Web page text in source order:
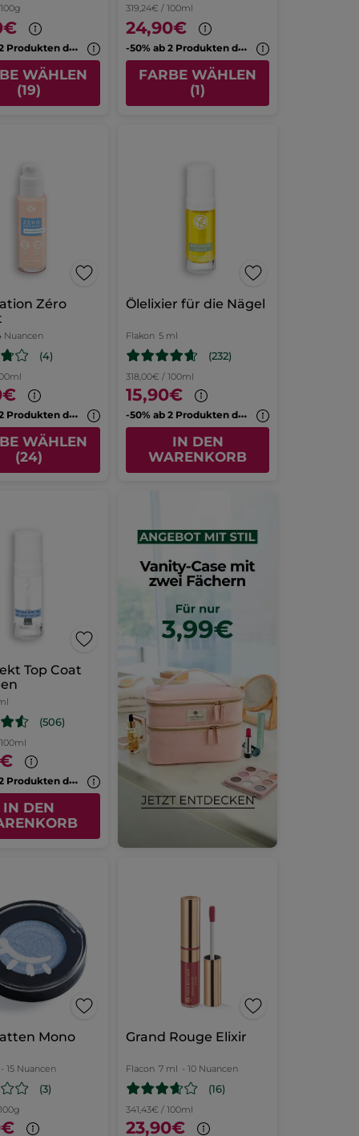
-
50% ab 2 Produkten deiner Wahl
WÄHLEN
(19)
319,24€ / 100ml
24,90€
-
50% ab 2 Produkten deiner Wahl
FARBE WÄHLEN
(1)
Zéro
Nuancen
(4)
-
50% ab 2 Produkten deiner Wahl
WÄHLEN
(24)
Ölelixier für die Nägel
Flakon 5 ml
(232)
318,00€ / 100ml
15,90€
-
50% ab 2 Produkten deiner Wahl
IN DEN
WARENKORB
Top Coat
(506)
-
50% ab 2 Produkten deiner Wahl
IN DEN
Mono
- 15 Nuancen
(3)
Grand Rouge Elixir
Flacon 7 ml - 10 Nuancen
(16)
341,43€ / 100ml
23,90€